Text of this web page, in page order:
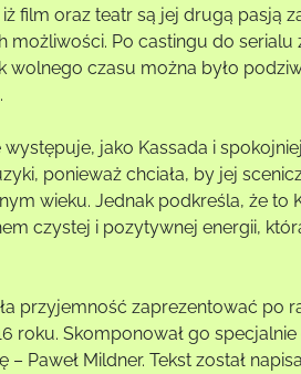
film oraz teatr są jej drugą pasją
Po castingu do serialu
wolnego czasu można było
jako Kassada i
ponieważ chciała, by jej
wieku. Jednak podkreśla, że to
czystej i pozytywnej energii,
przyjemność zaprezentować po
roku. Skomponował go specjalnie
Paweł Mildner. Tekst został